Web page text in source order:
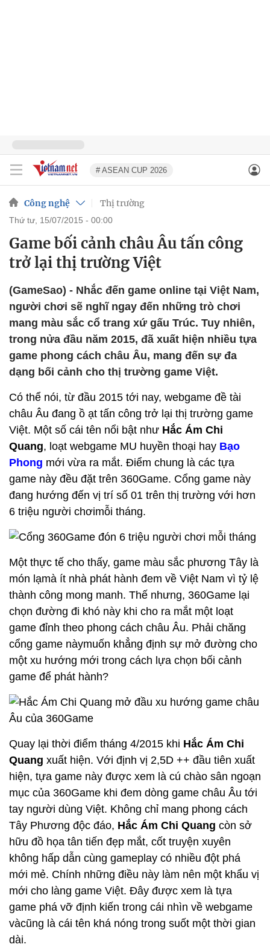
# ASEAN CUP 2026
Công nghệ Thị trường
thứ tư, 15/07/2015 - 00:00
Game bối cảnh châu Âu tấn công
trở lại thị trường Việt
(GameSao) - Nhắc đến game online tại Việt Nam,
người chơi sẽ nghĩ ngay đến những trò chơi
mang màu sắc cổ trang xứ gấu Trúc. Tuy nhiên,
trong nửa đầu năm 2015, đã xuất hiện nhiều tựa
game phong cách châu Âu, mang đến sự đa
dạng bối cảnh cho thị trường game Việt.
Có thể nói, từ đầu 2015 tới nay, webgame đề tài
châu Âu đang ồ ạt tấn công trở lại thị trường game
Việt. Một số cái tên nổi bật như Hắc Ám Chi
Quang, loạt webgame MU huyền thoại hay Bạo
Phong mới vừa ra mắt. Điểm chung là các tựa
game này đều đặt trên 360Game. Cổng game này
đang hướng đến vị trí số 01 trên thị trường với hơn
6 triệu người chơimỗi tháng.
Một thực tế cho thấy, game màu sắc phương Tây là
món lạmà ít nhà phát hành đem về Việt Nam vì tỷ lệ
thành công mong manh. Thế nhưng, 360Game lại
chọn đường đi khó này khi cho ra mắt một loạt
game đỉnh theo phong cách châu Âu. Phải chăng
cổng game nàymuốn khẳng định sự mở đường cho
một xu hướng mới trong cách lựa chọn bối cảnh
game để phát hành?
Quay lại thời điểm tháng 4/2015 khi Hắc Ám Chi
Quang xuất hiện. Với định vị 2,5D ++ đầu tiên xuất
hiện, tựa game này được xem là cú chào sân ngoạn
mục của 360Game khi đem dòng game châu Âu tới
tay người dùng Việt. Không chỉ mang phong cách
Tây Phương độc đáo, Hắc Ám Chi Quang còn sở
hữu đồ họa tân tiến đẹp mắt, cốt truyện xuyên
không hấp dẫn cùng gameplay có nhiều đột phá
mới mẻ. Chính những điều này làm nên một khẩu vị
mới cho làng game Việt. Đây được xem là tựa
game phá vỡ định kiến trong cái nhìn về webgame
vàcũng là cái tên khá nóng trong suốt một thời gian
dài.